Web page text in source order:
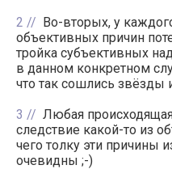
2
Во-вторых, у
объективных причин
тройка субъективных
в данном конкретном
что так сошлись звёзды
3
Любая
следствие какой-то из
чего толку эти причины
очевидны ;-)